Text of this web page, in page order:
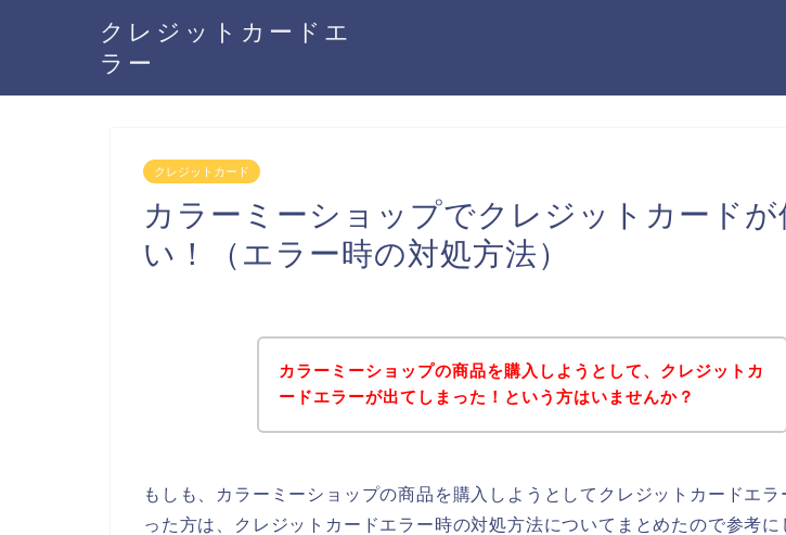
クレジットカードエ
ラー
クレジットカード
カラーミーショップでクレジットカードが
い！（エラー時の対処方法）
カラーミーショップの商品を購入しようとして、クレジットカ
ードエラーが出てしまった！という方はいませんか？
もしも、カラーミーショップの商品を購入しようとしてクレジットカードエラ
った方は、クレジットカードエラー時の対処方法についてまとめたので参考に